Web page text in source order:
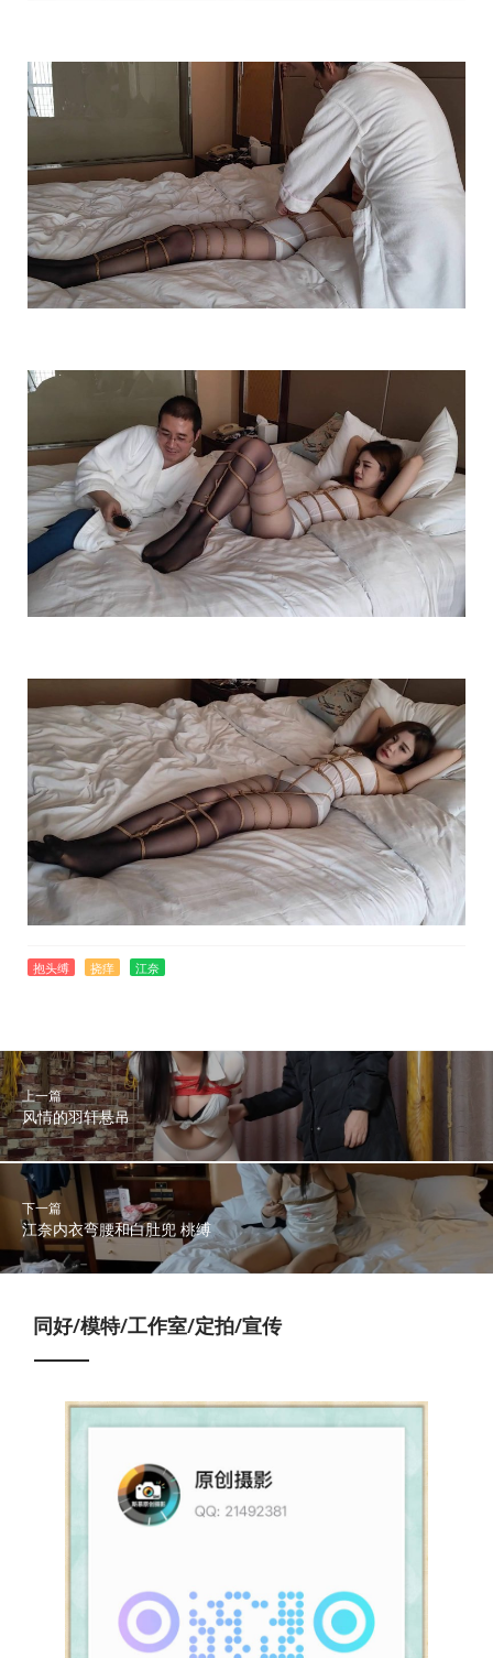
抱头缚 挠痒 江奈
上一篇
风情的羽轩悬吊
下一篇
江奈内衣弯腰和白肚兜 桃缚
同好/模特/工作室/定拍/宣传